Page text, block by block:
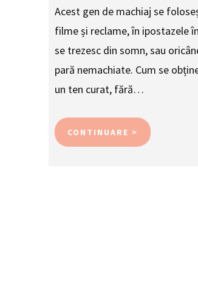
Acest gen de machiaj se
filme și reclame, în ipostazele
se trezesc din somn, sau
pară nemachiate. Cum se
un ten curat, fără…
CONTINUARE >